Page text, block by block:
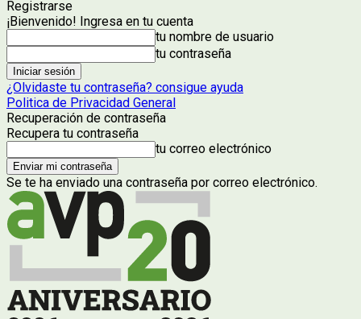
Registrarse
¡Bienvenido! Ingresa en tu cuenta
tu nombre de usuario
tu contraseña
¿Olvidaste tu contraseña? consigue ayuda
Politica de Privacidad General
Recuperación de contraseña
Recupera tu contraseña
tu correo electrónico
Se te ha enviado una contraseña por correo electrónico.